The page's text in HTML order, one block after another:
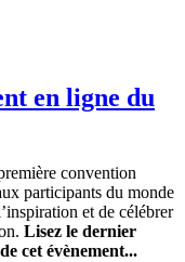
en ligne du
convention
participants du monde
et de célébrer
Lisez le dernier
cet évènement...